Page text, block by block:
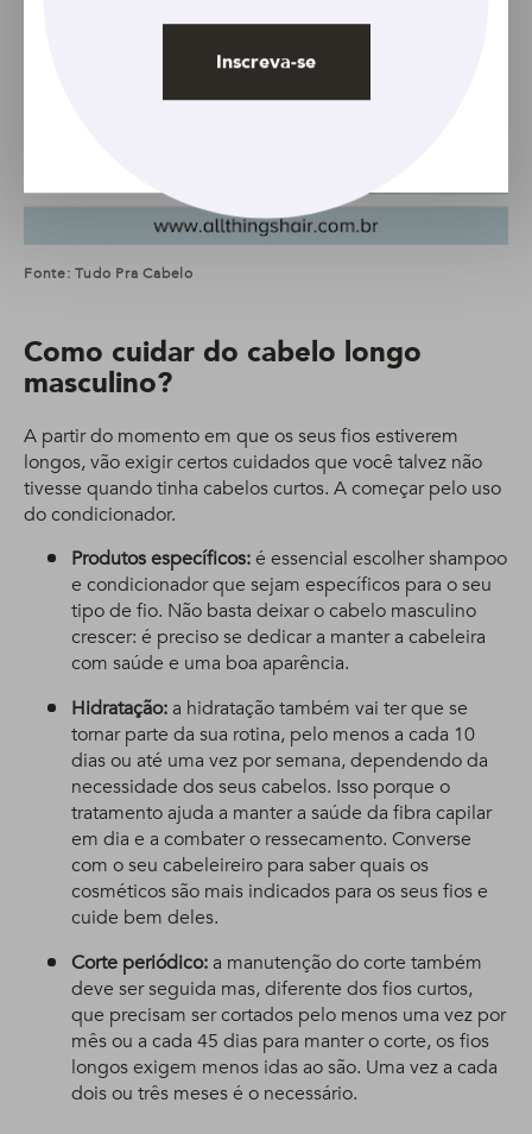
Fonte: Tudo Pra Cabelo
Como cuidar do cabelo longo
masculino?
A partir do momento em que os seus fios estiverem
longos, vão exigir certos cuidados que você talvez não
tivesse quando tinha cabelos curtos. A começar pelo uso
do condicionador.
Produtos específicos:é essencial escolher shampoo
e condicionador que sejam específicos para o seu
tipo de fio. Não basta deixar o cabelo masculino
crescer: é preciso se dedicar a manter a cabeleira
com saúde e uma boa aparência.
Hidratação:a hidratação também vai ter que se
tornar parte da sua rotina, pelo menos a cada 10
dias ou até uma vez por semana, dependendo da
necessidade dos seus cabelos. Isso porque o
tratamento ajuda a manter a saúde da fibra capilar
em dia e a combater o ressecamento. Converse
com o seu cabeleireiro para saber quais os
cosméticos são mais indicados para os seus fios e
cuide bem deles.
Corte periódico:a manutenção do corte também
deve ser seguida mas, diferente dos fios curtos,
que precisam ser cortados pelo menos uma vez por
mês ou a cada 45 dias para manter o corte, os fios
longos exigem menos idas ao são. Uma vez a cada
dois ou três meses é o necessário.
Inscreva-se